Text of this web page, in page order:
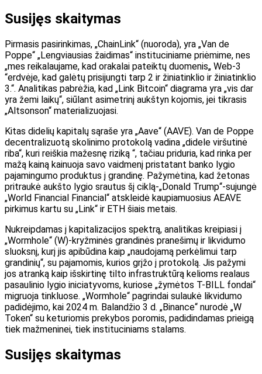
Susijęs skaitymas
Pirmasis pasirinkimas, „ChainLink“ (nuoroda), yra „Van de
Poppe“ „Lengviausias žaidimas“ instituciniame priėmime, nes
„mes reikalaujame, kad orakalai pateiktų duomenis„ Web-3
“erdvėje, kad galėtų prisijungti tarp 2 ir žiniatinklio ir žiniatinklio
3.“. Analitikas pabrėžia, kad „Link Bitcoin“ diagrama yra „vis dar
yra žemi laikų“, siūlant asimetrinį aukštyn kojomis, jei tikrasis
„Altsonson“ materializuojasi.
Kitas didelių kapitalų sąraše yra „Aave“ (AAVE). Van de Poppe
decentralizuotą skolinimo protokolą vadina „didele viršutinė
riba“, kuri reiškia mažesnę riziką “, tačiau priduria, kad rinka per
mažą kainą kainuoja savo vaidmenį pristatant banko lygio
pajamingumo produktus į grandinę. Pažymėtina, kad žetonas
pritraukė aukšto lygio srautus šį ciklą-„Donald Trump“-sujungė
„World Financial Financial“ atskleidė kaupiamuosius AEAVE
pirkimus kartu su „Link“ ir ETH šiais metais.
Nukreipdamas į kapitalizacijos spektrą, analitikas kreipiasi į
„Wormhole“ (W)-kryžminės grandinės pranešimų ir likvidumo
sluoksnį, kurį jis apibūdina kaip „naudojamą perkėlimui tarp
grandinių“, su pajamomis, kurios grįžo į protokolą. Jis pažymi
jos atranką kaip išskirtinę tilto infrastruktūrą kelioms realaus
pasaulinio lygio iniciatyvoms, kuriose „žymėtos T-BILL fondai“
migruoja tinkluose. „Wormhole“ pagrindai sulaukė likvidumo
padidėjimo, kai 2024 m. Balandžio 3 d. „Binance“ nurodė „W
Token“ su keturiomis prekybos poromis, padidindamas prieigą
tiek mažmeninei, tiek instituciniams stalams.
Susijęs skaitymas